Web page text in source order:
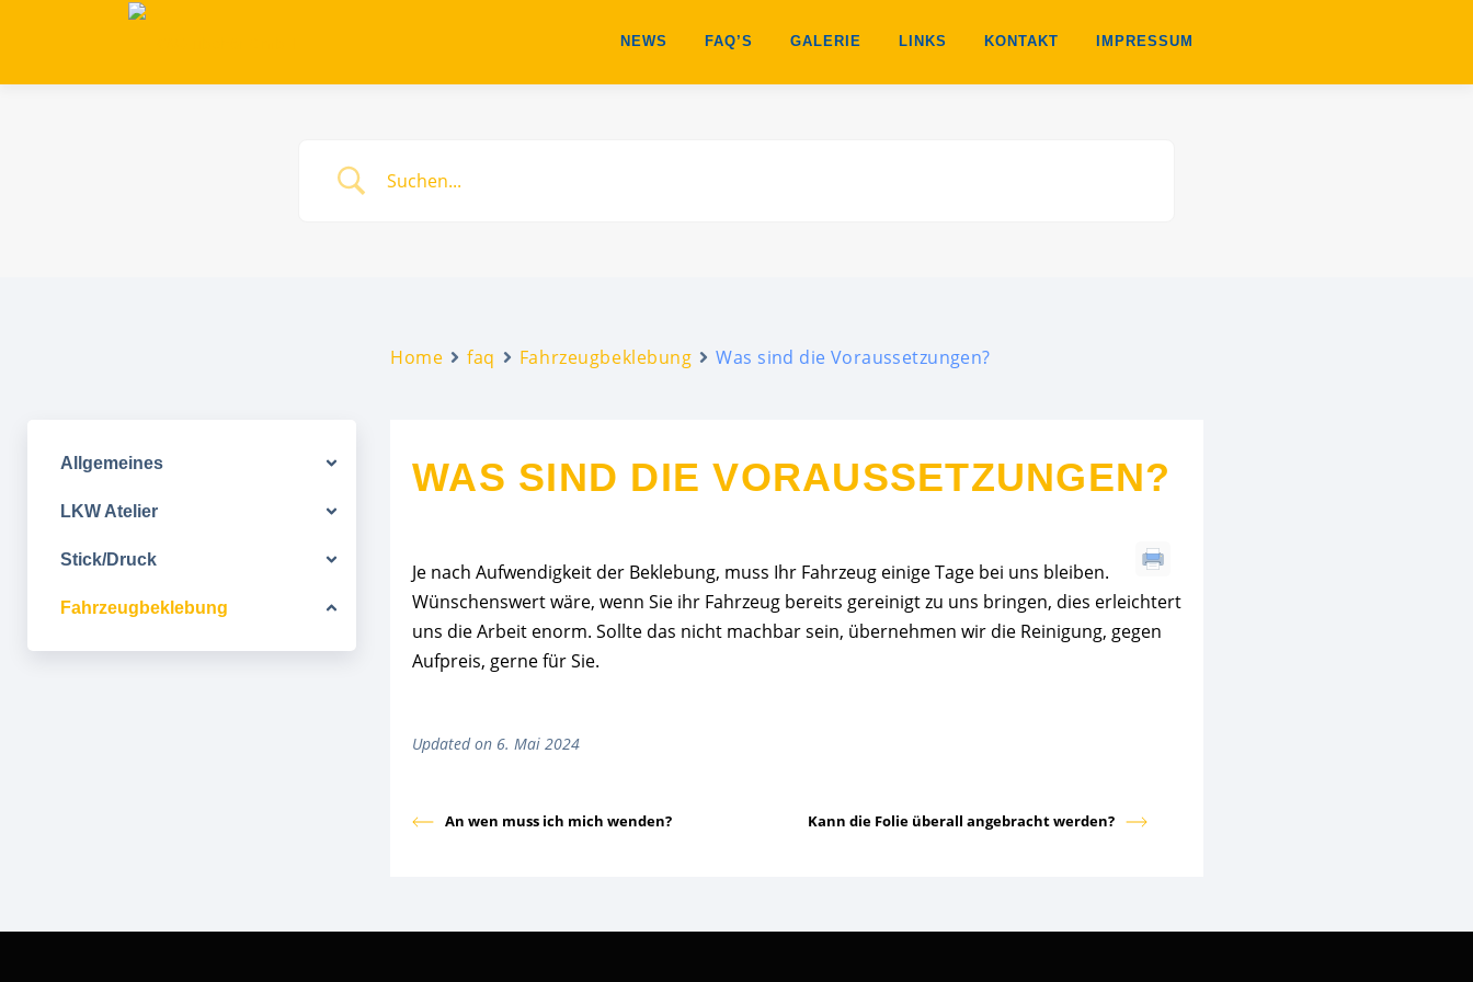
NEWS FAQ’S GALERIE LINKS KONTAKT IMPRESSUM
Allgemeines
LKW Atelier
Stick/Druck
Fahrzeugbeklebung
Home faq Fahrzeugbeklebung Was sind die Voraussetzungen?
WAS SIND DIE VORAUSSETZUNGEN?
Je nach Aufwendigkeit der Beklebung, muss Ihr Fahrzeug einige Tage bei uns bleiben.
Wünschenswert wäre, wenn Sie ihr Fahrzeug bereits gereinigt zu uns bringen, dies erleichtert
uns die Arbeit enorm. Sollte das nicht machbar sein, übernehmen wir die Reinigung, gegen
Aufpreis, gerne für Sie.
Updated on 6. Mai 2024
An wen muss ich mich wenden? Kann die Folie überall angebracht werden?